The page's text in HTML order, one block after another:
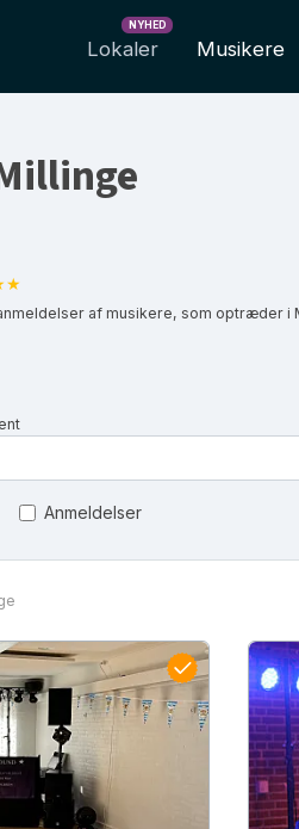
Lokaler
NYHED
Musikere
af musikere, som optræder i
Anmeldelser